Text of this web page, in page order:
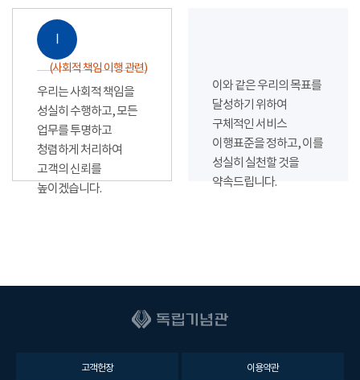
Ⅰ
(사회적 책임 이행 관련)
우리는 사회적 책임을
성실히 수행하고, 모든
업무를 투명하고
청렴하게 처리하여
고객의 신뢰를
높이겠습니다.
이와 같은 우리의 목표를
달성하기 위하여
구체적인 서비스
이행표준을 정하고, 이를
성실히 실천할 것을
약속드립니다.
고객헌장 이용약관